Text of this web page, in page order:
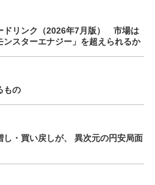
リンク（2026年7月版） 市場は
スターエナジー」を超えられるか
もの
・買い戻しが、 異次元の円安局面